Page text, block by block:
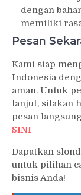
dengan
memiliki
Pesan
Kami siap
Indonesia
aman. Untuk
lanjut, silakan
pesan
SINI
Dapatkan
untuk pilihan
bisnis Anda!